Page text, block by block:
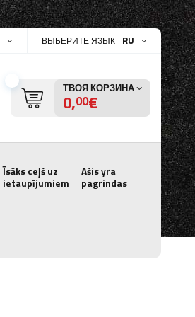
ВЫБЕРИТЕ ЯЗЫК RU
ТВОЯ КОРЗИНА
0,00€
Īsāks ceļš uz
ietaupījumiem
Ašis yra
pagrindas